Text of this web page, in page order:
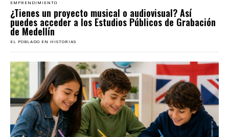
EMPRENDIMIENTO
¿Tienes un proyecto musical o audiovisual? Así
puedes acceder a los Estudios Públicos de Grabación
de Medellín
EL POBLADO EN HISTORIAS